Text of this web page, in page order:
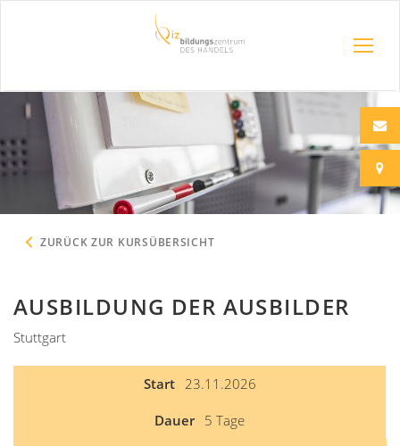
ZURÜCK ZUR KURSÜBERSICHT
AUSBILDUNG DER AUSBILDER
Stuttgart
Start 23.11.2026
Dauer 5 Tage